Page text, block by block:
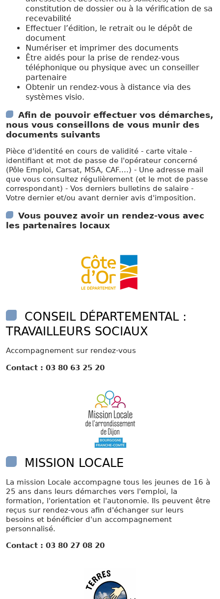
constitution de dossier ou à la vérification de sa
recevabilité
Effectuer l’édition, le retrait ou le dépôt de
document
Numériser et imprimer des documents
Être aidés pour la prise de rendez-vous
téléphonique ou physique avec un conseiller
partenaire
Obtenir un rendez-vous à distance via des
systèmes visio.
Afin de pouvoir effectuer vos démarches,
nous vous conseillons de vous munir des
documents suivants
Pièce d'identité en cours de validité - carte vitale -
identifiant et mot de passe de l'opérateur concerné
(Pôle Emploi, Carsat, MSA, CAF....) - Une adresse mail
que vous consultez régulièrement (et le mot de passe
correspondant) - Vos derniers bulletins de salaire -
Votre dernier et/ou avant dernier avis d'imposition.
Vous pouvez avoir un rendez-vous avec
les partenaires locaux
CONSEIL DÉPARTEMENTAL :
TRAVAILLEURS SOCIAUX
Accompagnement sur rendez-vous
Contact : 03 80 63 25 20
MISSION LOCALE
La mission Locale accompagne tous les jeunes de 16 à
25 ans dans leurs démarches vers l'emploi, la
formation, l'orientation et l'autonomie. Ils peuvent être
reçus sur rendez-vous afin d'échanger sur leurs
besoins et bénéficier d'un accompagnement
personnalisé.
Contact : 03 80 27 08 20